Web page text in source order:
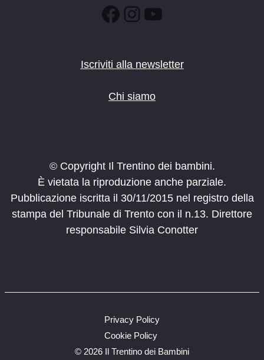
Facebook
Instagram
YouTube
Iscriviti alla newsletter
Chi siamo
© Copyright Il Trentino dei bambini.
È vietata la riproduzione anche parziale.
Pubblicazione iscritta il 30/11/2015 nel registro della
stampa del Tribunale di Trento con il n.13. Direttore
responsabile Silvia Conotter
© 2026 Il Trentino dei Bambini
Privacy Policy
Cookie Policy